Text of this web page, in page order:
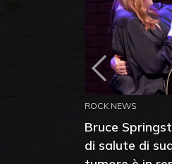
ROCK NEWS
Bruce
di salute di